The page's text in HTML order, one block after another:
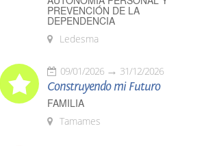
PREVENCIÓN DE LA
DEPENDENCIA
Ledesma
09/01/2026 31/12/2026
Construyendo mi Futuro
FAMILIA
Tamames